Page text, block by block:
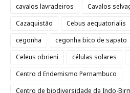
cavalos lavradeiros
Cavalos
Cazaquistão
Cebus aequatorialis
cegonha
cegonha bico de sapato
Celeus obrieni
células solares
Centro d Endemismo Pernambuco
Centro de biodiversidade da Indo-